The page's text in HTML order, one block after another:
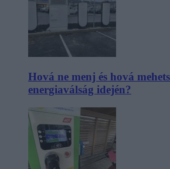
Hová ne menj és hová
energiaválság idején?